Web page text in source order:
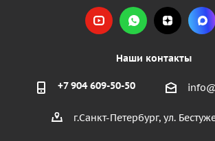
Наши контакты
+7 904 609-50-50
г.Санкт-Петербург, ул.